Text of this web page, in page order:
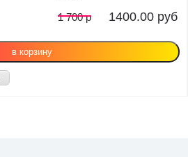
1 700 р 1400.00 руб